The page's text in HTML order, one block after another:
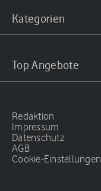
Kategorien
Top Angebote
Redaktion
Impressum
Datenschutz
AGB
Cookie-Einstellungen